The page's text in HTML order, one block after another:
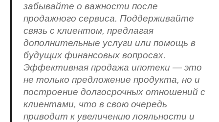
забывайте о важности после
продажного сервиса. Поддерживайте
связь с клиентом, предлагая
дополнительные услуги или помощь в
будущих финансовых вопросах.
Эффективная продажа ипотеки — это
не только предложение продукта, но и
построение долгосрочных отношений с
клиентами, что в свою очередь
приводит к увеличению лояльности и